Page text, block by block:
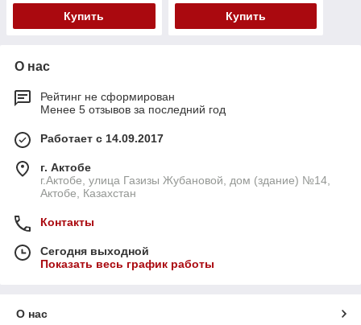
Купить Купить
О нас
Рейтинг не сформирован
Менее 5 отзывов за последний год
Работает с 14.09.2017
г. Актобе
г.Актобе, улица Газизы Жубановой, дом (здание) №14,
Актобе, Казахстан
Контакты
Сегодня выходной
Показать весь график работы
О нас